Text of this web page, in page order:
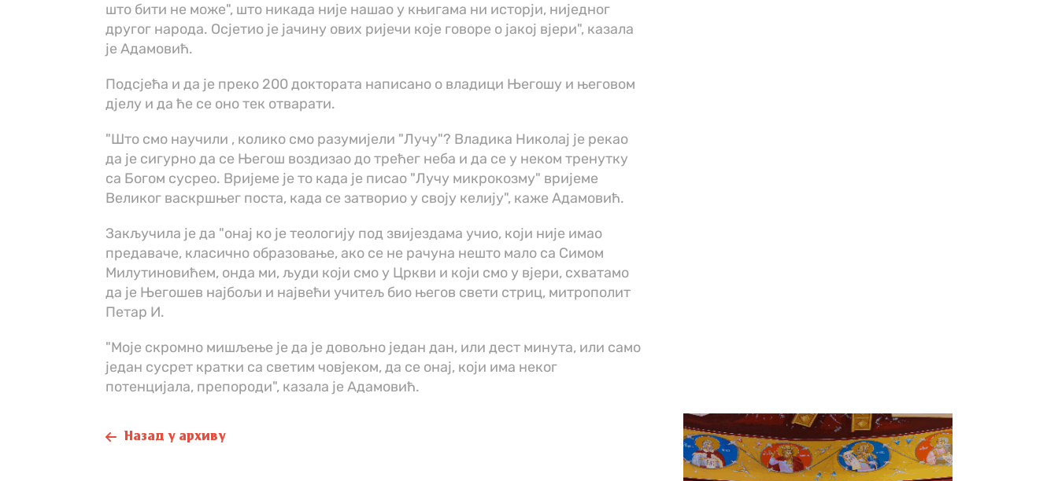
што бити не може", што никада није нашао у књигама ни исторји, ниједног
другог народа. Осјетио је јачину ових ријечи које говоре о јакој вјери", казала
је Адамовић.
Подсјећа и да је преко 200 доктората написано о владици Његошу и његовом
дјелу и да ће се оно тек отварати.
"Што смо научили , колико смо разумијели "Лучу"? Владика Николај је рекао
да је сигурно да се Његош воздизао до трећег неба и да се у неком тренутку
са Богом сусрео. Вријеме је то када је писао "Лучу микрокозму" вријеме
Великог васкршњег поста, када се затворио у своју келију", каже Адамовић.
Закључила је да "онај ко је теологију под звијездама учио, који није имао
предаваче, класично образовање, ако се не рачуна нешто мало са Симом
Милутиновићем, онда ми, људи који смо у Цркви и који смо у вјери, схватамо
да је Његошев најбољи и највећи учитељ био његов свети стриц, митрополит
Петар И.
"Моје скромно мишљење је да је довољно један дан, или дест минута, или само
један сусрет кратки са светим човјеком, да се онај, који има неког
потенцијала, препороди", казала је Адамовић.
Назад у архиву